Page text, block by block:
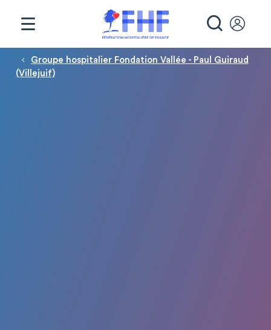
Fil d'Ariane
Groupe hospitalier Fondation Vallée - Paul Guiraud
(Villejuif)
Panneau de gestion des cookies